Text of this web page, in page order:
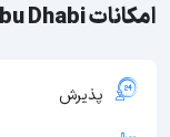
امکانات Hotel Corniche Abu Dhabi
پذیرش